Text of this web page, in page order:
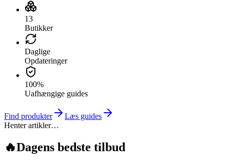
13
Butikker
Daglige
Opdateringer
100%
Uafhængige guides
Find produkter
Læs guides
Henter artikler…
🔥Dagens bedste tilbud